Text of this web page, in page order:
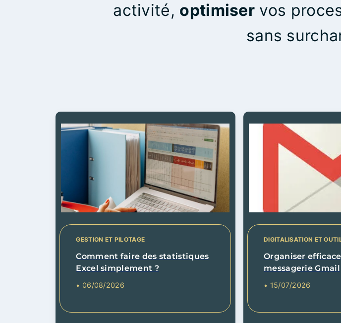
activité, optimiser vos
sans
GESTION ET PILOTAGE
Comment faire des statistiques
Excel simplement ?
• 06/08/2026
DIGITALISATION ET
Organiser
messagerie Gmail
• 15/07/2026